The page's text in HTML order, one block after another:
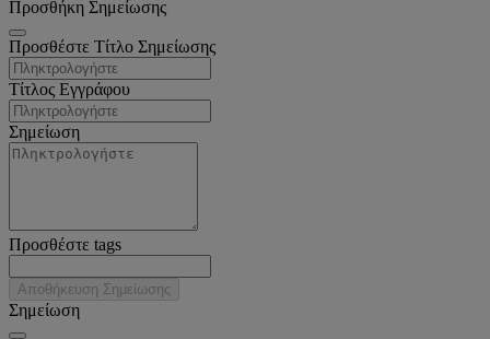
Προσθήκη Σημείωσης
Προσθέστε Τίτλο Σημείωσης
Τίτλος Εγγράφου
Σημείωση
Προσθέστε tags
Αποθήκευση Σημείωσης
Σημείωση